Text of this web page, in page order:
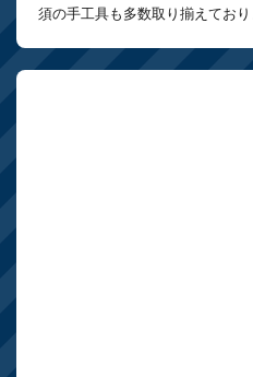
須の手工具も多数取り揃えており